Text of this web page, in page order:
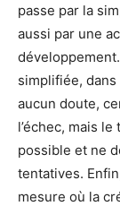
passe par la
aussi par une
simplifiée,
aucun doute,
l’échec, mais
possible et ne
tentatives.
mesure où la